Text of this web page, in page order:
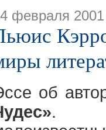
февраля 2001
об
.